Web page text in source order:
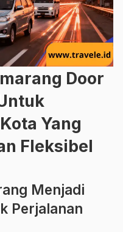
Door
Yang
Fleksibel
Menjadi
Perjalanan